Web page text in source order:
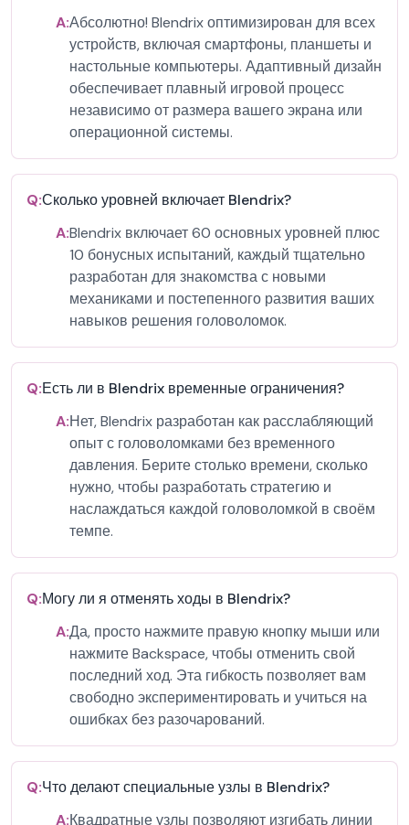
A:Абсолютно! Blendrix оптимизирован для всех
устройств, включая смартфоны, планшеты и
настольные компьютеры. Адаптивный дизайн
обеспечивает плавный игровой процесс
независимо от размера вашего экрана или
операционной системы.
Q:Сколько уровней включает Blendrix?
A:Blendrix включает 60 основных уровней плюс
10 бонусных испытаний, каждый тщательно
разработан для знакомства с новыми
механиками и постепенного развития ваших
навыков решения головоломок.
Q:Есть ли в Blendrix временные ограничения?
A:Нет, Blendrix разработан как расслабляющий
опыт с головоломками без временного
давления. Берите столько времени, сколько
нужно, чтобы разработать стратегию и
наслаждаться каждой головоломкой в своём
темпе.
Q:Могу ли я отменять ходы в Blendrix?
A:Да, просто нажмите правую кнопку мыши или
нажмите Backspace, чтобы отменить свой
последний ход. Эта гибкость позволяет вам
свободно экспериментировать и учиться на
ошибках без разочарований.
Q:Что делают специальные узлы в Blendrix?
A:Квадратные узлы позволяют изгибать линии